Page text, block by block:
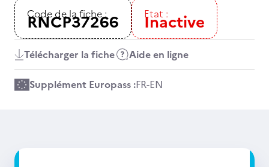
Code de la fiche :
RNCP37266 Etat :
Inactive
Télécharger la fiche Aide en ligne
Supplément Europass :FR-EN